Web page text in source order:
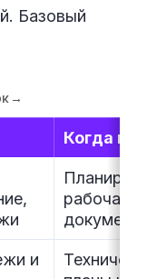
Базовый
→
Когда
рабочая
и